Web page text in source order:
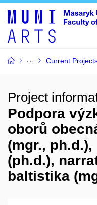
Current
Project
Podpora
oborů
(mgr.,
(ph.d.),
baltistika